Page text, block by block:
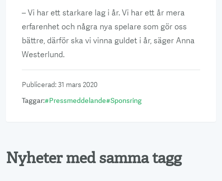
– Vi har ett starkare lag i år. Vi har ett år mera
erfarenhet och några nya spelare som gör oss
bättre, därför ska vi vinna guldet i år, säger Anna
Westerlund.
Publicerad:31 mars 2020
Taggar:#Pressmeddelande#Sponsring
Nyheter med samma tagg